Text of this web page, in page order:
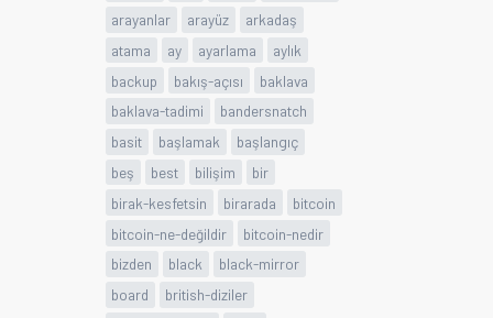
arayanlar
arayüz
arkadaş
atama
ay ayarlama
aylık
backup
bakış-açısı
baklava
baklava-tadimi
bandersnatch
basit
başlamak
başlangıç
beş
best bilişim
bir
birak-kesfetsin
birarada
bitcoin
bitcoin-ne-değildir
bitcoin-nedir
bizden
black
black-mirror
board
british-diziler